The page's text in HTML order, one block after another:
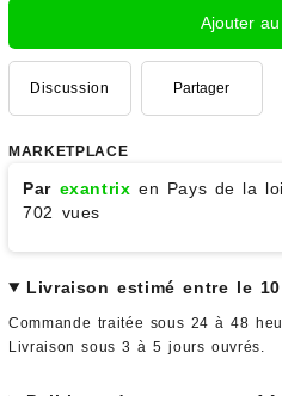
Ajouter
Discussion Partager
MARKETPLACE
Par exantrix en Pays de la
702 vues
Livraison estimé entre le
Commande traitée sous 24 à 48
Livraison sous 3 à 5 jours ouvrés.